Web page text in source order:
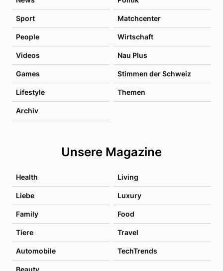
Sport Matchcenter
People Wirtschaft
Videos Nau Plus
Games Stimmen der Schweiz
Lifestyle Themen
Archiv
Unsere Magazine
Health Living
Liebe Luxury
Family Food
Tiere Travel
Automobile TechTrends
Beauty